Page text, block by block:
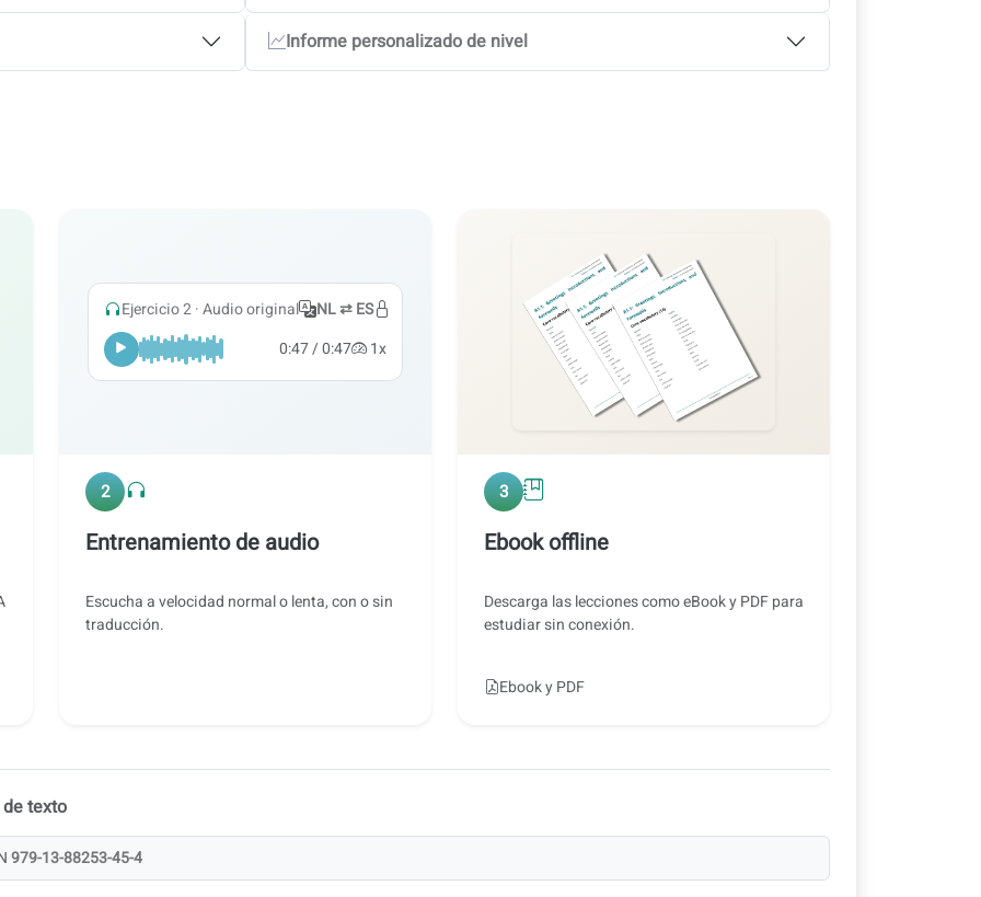
Informe personalizado de nivel
Ejercicio 2 · Audio original
NL ⇄ ES
0:47 / 0:47
1x
2
Entrenamiento de audio
Escucha a velocidad normal o lenta, con o sin
traducción.
3
Ebook offline
Descarga las lecciones como eBook y PDF para
estudiar sin conexión.
Ebook y PDF
texto
979-13-88253-45-4